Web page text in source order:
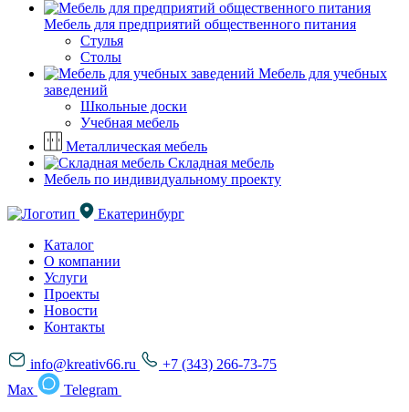
Мебель для предприятий общественного питания
Стулья
Столы
Мебель для учебных
заведений
Школьные доски
Учебная мебель
Металлическая мебель
Складная мебель
Мебель по индивидуальному проекту
Екатеринбург
Каталог
О компании
Услуги
Проекты
Новости
Контакты
info@kreativ66.ru
+7 (343) 266-73-75
Max
Telegram